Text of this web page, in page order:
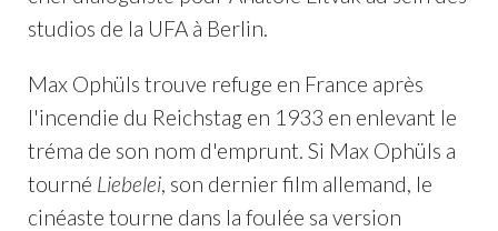
studios de la UFA à Berlin.
Max Ophüls trouve refuge en France après
l'incendie du Reichstag en 1933 en enlevant le
tréma de son nom d'emprunt. Si Max Ophüls a
tourné Liebelei, son dernier film allemand, le
cinéaste tourne dans la foulée sa version